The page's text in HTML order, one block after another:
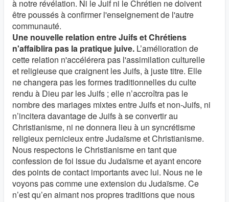
à notre révélation. Ni le Juif ni le Chrétien ne doivent
être poussés à confirmer l'enseignement de l'autre
communauté.
Une nouvelle relation entre Juifs et Chrétiens
n'affaiblira pas la pratique juive. L’amélioration de
cette relation n'accélérera pas l'assimilation culturelle
et religieuse que craignent les Juifs, à juste titre. Elle
ne changera pas les formes traditionnelles du culte
rendu à Dieu par les Juifs ; elle n’accroîtra pas le
nombre des mariages mixtes entre Juifs et non-Juifs, ni
n’incitera davantage de Juifs à se convertir au
Christianisme, ni ne donnera lieu à un syncrétisme
religieux pernicieux entre Judaïsme et Christianisme.
Nous respectons le Christianisme en tant que
confession de foi issue du Judaïsme et ayant encore
des points de contact importants avec lui. Nous ne le
voyons pas comme une extension du Judaïsme. Ce
n’est qu’en aimant nos propres traditions que nous